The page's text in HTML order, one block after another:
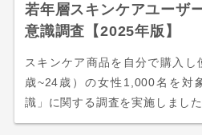
若年層スキンケアユーザ
意識調査【2025年版】
スキンケア商品を自分で購入
歳~24歳）の女性1,000名を対
識」に関する調査を実施しました